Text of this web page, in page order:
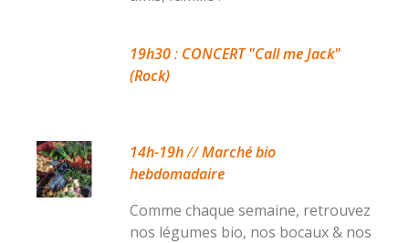
19h30: CONCERT "Call me Jack"
(Rock)
14h-19h//Marché bio
hebdomadaire
Comme chaque semaine, retrouvez
nos légumes bio, nos bocaux & nos